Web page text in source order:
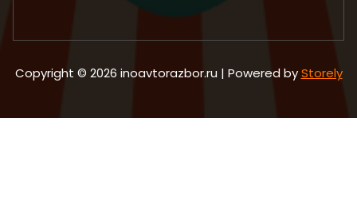
Copyright © 2026 inoavtorazbor.ru | Powered byStorely